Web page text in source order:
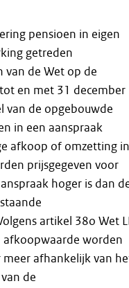
pensioen in eigen
getreden
van de Wet op de
en met 31 december
van de opgebouwde
in een aanspraak
afkoop of omzetting in
prijsgegeven voor
hoger is dan
artikel 38o Wet
afkoopwaarde worden
afhankelijk van
de